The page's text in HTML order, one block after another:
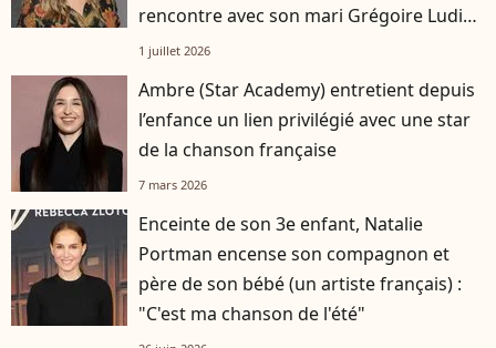
rencontre avec son mari Grégoire Ludig
?1 juillet 2026
Ambre (Star Academy) entretient depuis
l’enfance un lien privilégié avec une star
de la chanson française
7 mars 2026
Enceinte de son 3e enfant, Natalie
Portman encense son compagnon et
père de son bébé (un artiste français) :
"C'est ma chanson de l'été"